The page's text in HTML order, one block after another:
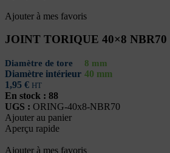
Ajouter à mes favoris
JOINT TORIQUE 40×8 NBR70
Diamètre de tore 8 mm
Diamètre intérieur 40 mm
1,95 € HT
En stock : 88
UGS : ORING-40x8-NBR70
Ajouter au panier
Aperçu rapide
Ajouter à mes favoris